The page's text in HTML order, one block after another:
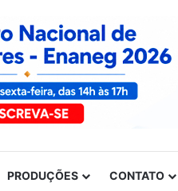
PRODUÇÕES CONTATO